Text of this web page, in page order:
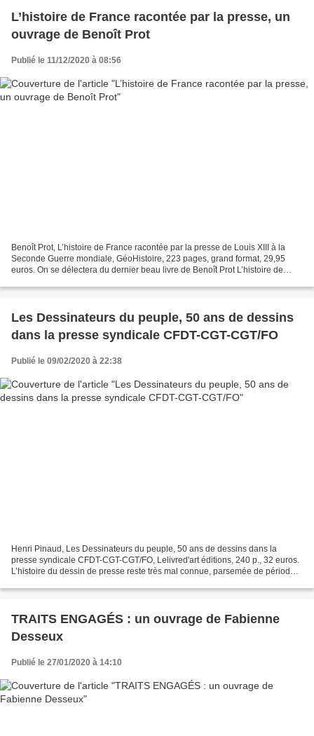
L’histoire de France racontée par la presse, un
ouvrage de Benoît Prot
Publié le 11/12/2020 à 08:56
Benoît Prot, L’histoire de France racontée par la presse de Louis XIII à la
Seconde Guerre mondiale, GéoHistoire, 223 pages, grand format, 29,95
euros. On se délectera du dernier beau livre de Benoît Prot L’histoire de
Les Dessinateurs du peuple, 50 ans de dessins
dans la presse syndicale CFDT-CGT-CGT/FO
Publié le 09/02/2020 à 22:38
Henri Pinaud, Les Dessinateurs du peuple, 50 ans de dessins dans la
presse syndicale CFDT-CGT-CGT/FO, Lelivred'art éditions, 240 p., 32 euros.
L’histoire du dessin de presse reste très mal connue, parsemée de périodes
TRAITS ENGAGÉS : un ouvrage de Fabienne
Desseux
Publié le 27/01/2020 à 14:10